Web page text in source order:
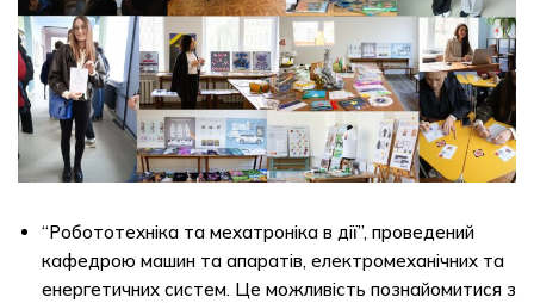
“Робототехніка та мехатроніка в дії”, проведений
кафедрою машин та апаратів, електромеханічних та
енергетичних систем. Це можливість познайомитися з